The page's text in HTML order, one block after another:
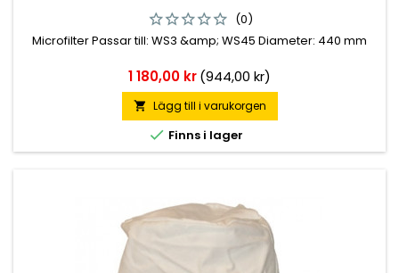
(0)
Microfilter Passar till: WS3 &amp; WS45 Diameter: 440 mm
Pris
1 180,00 kr(944,00 kr)
 Lägg till i varukorgen
 Finns i lager